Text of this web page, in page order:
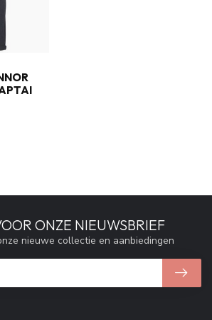
ONZE NIEUWSBRIEF
nieuwe collectie en aanbiedingen